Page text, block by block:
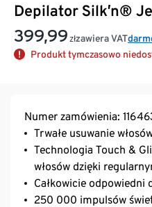
Depilator Silk’n®
399,99 złzawiera VAT
Produkt tymczasowo
Numer zamówienia:
Trwałe usuwanie
Technologia Touch &
włosów dzięki
Całkowicie odpowiedni
250 000 impulsów